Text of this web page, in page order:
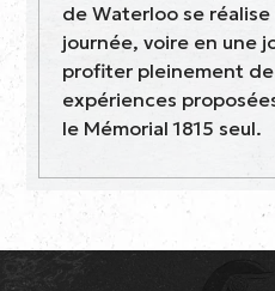
de Waterloo se
journée, voire en une
profiter pleinement de
expériences
le Mémorial 1815 seul.